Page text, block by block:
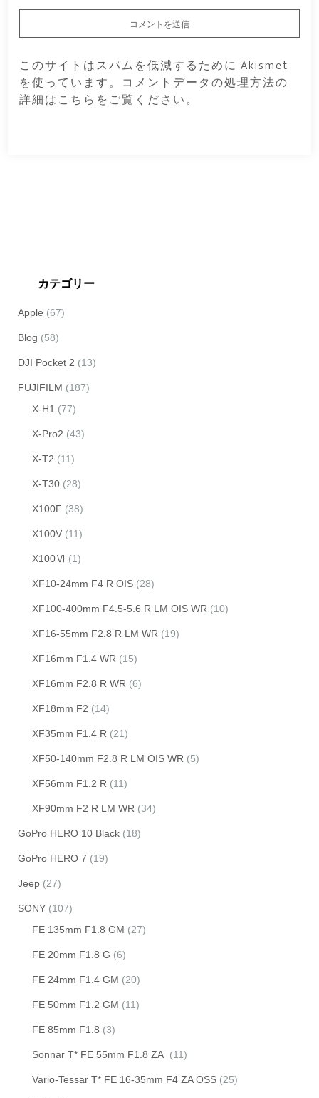
このサイトはスパムを低減するために Akismet
を使っています。 コメントデータの処理方法の
詳細はこちらをご覧ください。
カテゴリー
Apple (67)
Blog (58)
DJI Pocket 2 (13)
FUJIFILM (187)
X-H1 (77)
X-Pro2 (43)
X-T2 (11)
X-T30 (28)
X100F (38)
X100V (11)
X100Ⅵ (1)
XF10-24mm F4 R OIS (28)
XF100-400mm F4.5-5.6 R LM OIS WR (10)
XF16-55mm F2.8 R LM WR (19)
XF16mm F1.4 WR (15)
XF16mm F2.8 R WR (6)
XF18mm F2 (14)
XF35mm F1.4 R (21)
XF50-140mm F2.8 R LM OIS WR (5)
XF56mm F1.2 R (11)
XF90mm F2 R LM WR (34)
GoPro HERO 10 Black (18)
GoPro HERO 7 (19)
Jeep (27)
SONY (107)
FE 135mm F1.8 GM (27)
FE 20mm F1.8 G (6)
FE 24mm F1.4 GM (20)
FE 50mm F1.2 GM (11)
FE 85mm F1.8 (3)
Sonnar T* FE 55mm F1.8 ZA (11)
Vario-Tessar T* FE 16-35mm F4 ZA OSS (25)